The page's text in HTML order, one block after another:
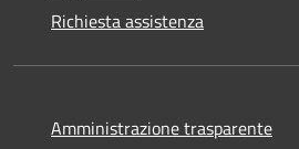
Richiesta assistenza
Amministrazione trasparente